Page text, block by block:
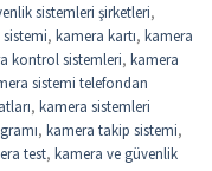
sistemleri şirketleri,
, kamera kartı, kamera
kontrol sistemleri, kamera
sistemi telefondan
, kamera sistemleri
, kamera takip sistemi,
test, kamera ve güvenlik